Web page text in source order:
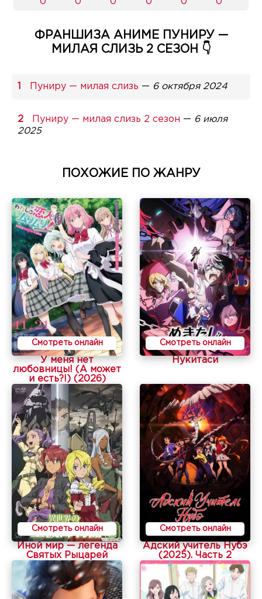
ФРАНШИЗА АНИМЕ ПУНИРУ —
МИЛАЯ СЛИЗЬ 2 СЕЗОН 👇
Пуниру — милая слизь — 6 октября 2024
Пуниру — милая слизь 2 сезон — 6 июля
2025
ПОХОЖИЕ ПО ЖАНРУ
Смотреть онлайн
У меня нет
любовницы! (А может
и есть?!) (2026)
Смотреть онлайн
Нукитаси
Смотреть онлайн
Иной мир — легенда
Святых Рыцарей
Смотреть онлайн
Адский учитель Нубэ
(2025). Часть 2